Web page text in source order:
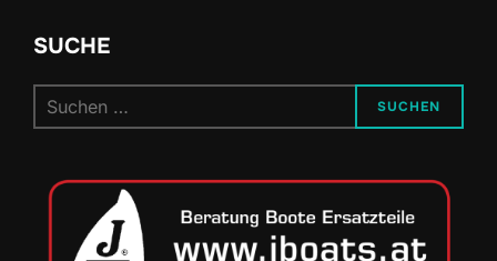
SUCHE
nach:
SUCHEN